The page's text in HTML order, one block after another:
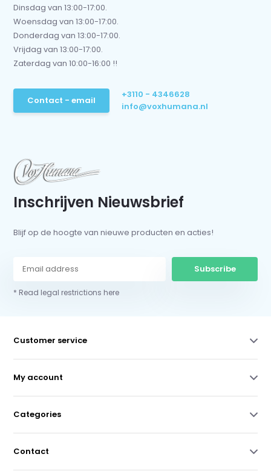
Dinsdag van 13:00-17:00.
Woensdag van 13:00-17:00.
Donderdag van 13:00-17:00.
Vrijdag van 13:00-17:00.
Zaterdag van 10:00-16:00 !!
Contact - email
+3110 - 4346628
info@voxhumana.nl
Inschrijven Nieuwsbrief
Blijf op de hoogte van nieuwe producten en acties!
Subscribe
* Read legal restrictions here
Customer service
My account
Categories
Contact